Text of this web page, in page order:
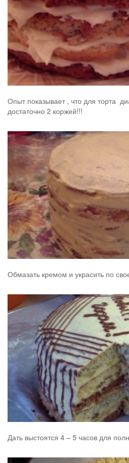
Опыт показывает , что для торта
достаточно 2 коржей!!!
Обмазать кремом и украсить по
Дать выстоятся 4 – 5 часов для